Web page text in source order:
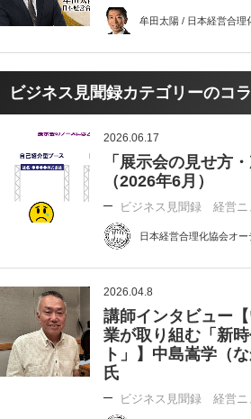
牟田太陽 / 日本経営合理
ビジネス見聞録カテゴリーのコ
2026.06.17
「展示会の見せ方
（2026年6月）
ビジネス見聞録 経営ニ
日本経営合理化協会オ
2026.04.8
講師インタビュー
業が取り組む「新
ト」】中島嵩学（
氏
ビジネス見聞録 経営ニ